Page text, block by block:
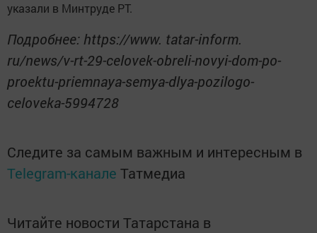
указали в Минтруде РТ.
Подробнее: https://www. tatar-inform.
ru/news/v-rt-29-celovek-obreli-novyi-dom-po-
proektu-priemnaya-semya-dlya-pozilogo-
celoveka-5994728
Следите за самым важным и интересным в
Telegram-канале Татмедиа
Читайте новости Татарстана в